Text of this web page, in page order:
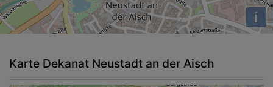
i
Karte Dekanat Neustadt an der Aisch